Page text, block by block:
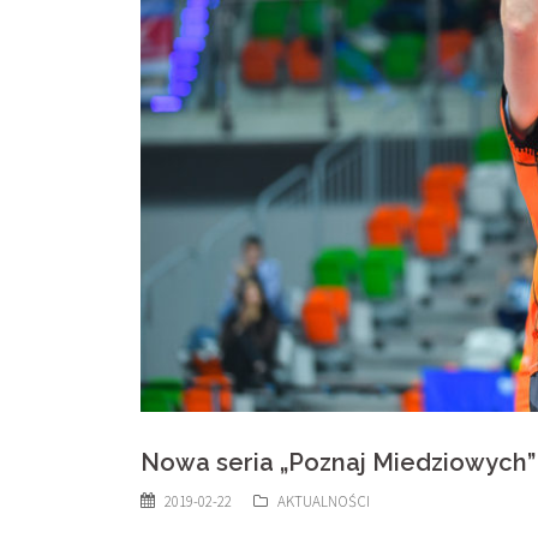
Nowa seria „Poznaj
2019-02-22 AKTUALNOŚCI